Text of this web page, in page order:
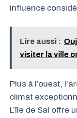
influence
Lire aussi :
visiter la ville
Plus à l’ouest,
climat
L’île de Sal offre